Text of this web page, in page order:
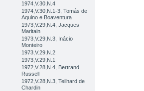
1974,V.30,N.4
1974,V.30,N.1-3, Tomás de
Aquino e Boaventura
1973,V.29,N.4, Jacques
Maritain
1973,V.29,N.3, Inácio
Monteiro
1973,V.29,N.2
1973,V.29,N.1
1972,V.28,N.4, Bertrand
Russell
1972,V.28,N.3, Teilhard de
Chardin